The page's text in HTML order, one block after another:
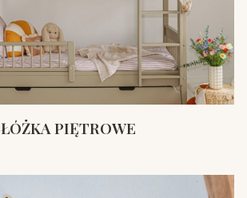
ŁÓŻKA PIĘTROWE